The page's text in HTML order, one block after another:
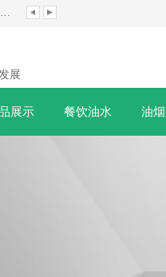
欢迎来到海悦渡浜（杭州）环保科技有限公司！
展
展示 餐饮油水 油